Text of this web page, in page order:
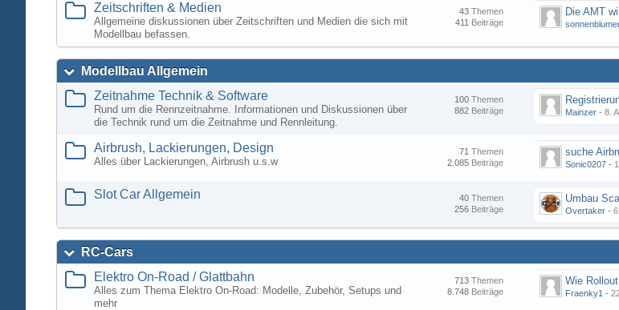
Zeitschriften & Medien
Allgemeine diskussionen über Zeitschriften und Medien die sich mit
Modellbau befassen.
Themen
43
Beiträge
411
Die AMT
Modellbau Allgemein
Zeitnahme Technik & Software
Rund um die Rennzeitnahme. Informationen und Diskussionen über
die Technik rund um die Zeitnahme und Rennleitung.
Themen
100
Beiträge
882 Mainzer - 8.
Airbrush, Lackierungen, Design
Alles über Lackierungen, Airbrush u.s.w
Themen
71
Beiträge
2.085
suche
Sonic0207 -
Slot Car Allgemein Themen
40
Beiträge
256
Umbau
Overtaker -
RC-Cars
Elektro On-Road / Glattbahn
Alles zum Thema Elektro On-Road: Modelle, Zubehör, Setups und
mehr
Themen
713
Beiträge
8.748
Wie
Fraenky1 -